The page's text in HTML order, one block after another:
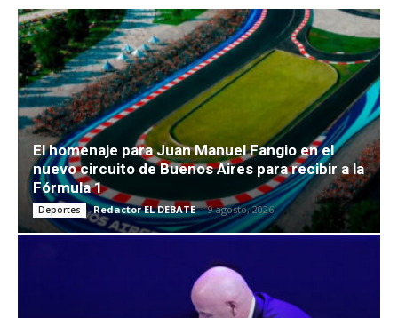
El homenaje para Juan Manuel Fangio en el
nuevo circuito de Buenos Aires para recibir a la
Fórmula 1
Deportes Redactor EL DEBATE - 9 agosto, 2026